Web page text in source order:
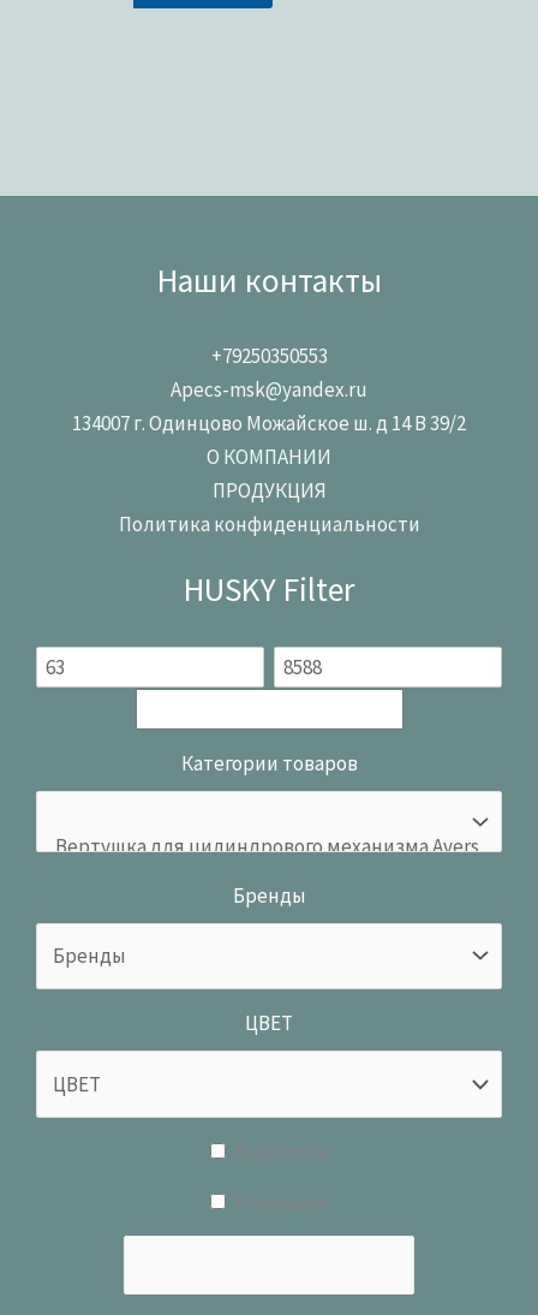
Наши контакты
+79250350553
Apecs-msk@yandex.ru
134007 г. Одинцово Можайское ш. д 14 В 39/2
О КОМПАНИИ
ПРОДУКЦИЯ
Политика конфиденциальности
HUSKY Filter
Категории товаров
Бренды
ЦВЕТ